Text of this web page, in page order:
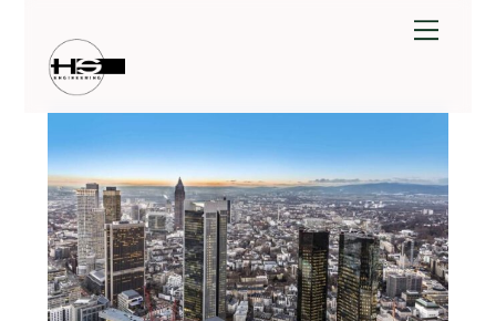
content
Menu